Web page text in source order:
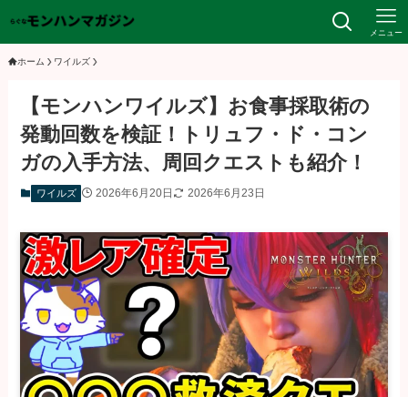
メニュー
ホーム ワイルズ
【モンハンワイルズ】お食事採取術の
発動回数を検証！トリュフ・ド・コン
ガの入手方法、周回クエストも紹介！
ワイルズ 2026年6月20日 2026年6月23日